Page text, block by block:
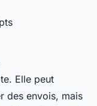
Elle peut
des envois, mais